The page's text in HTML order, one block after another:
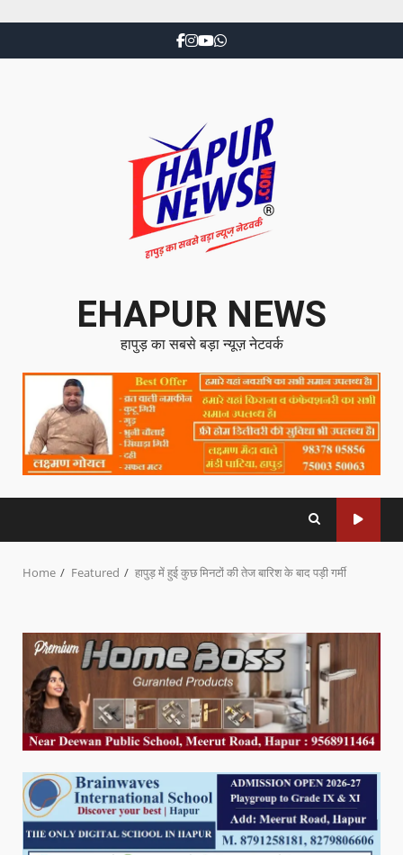
EHAPUR NEWS
हापुड़ का सबसे बड़ा न्यूज़ नेटवर्क
Home Featured हापुड़ में हुई कुछ मिनटों की तेज बारिश के बाद पड़ी गर्मी